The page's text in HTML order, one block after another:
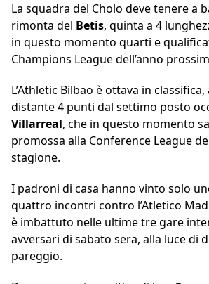
La squadra del Cholo deve tenere a
rimonta del Betis, quinta a 4
in questo momento quarti e
Champions League dell’anno
L’Athletic Bilbao è ottava in
distante 4 punti dal settimo posto
Villarreal, che in questo momento
promossa alla Conference League
stagione.
I padroni di casa hanno vinto solo
quattro incontri contro l’Atletico
è imbattuto nelle ultime tre gare
avversari di sabato sera, alla luce di
pareggio.